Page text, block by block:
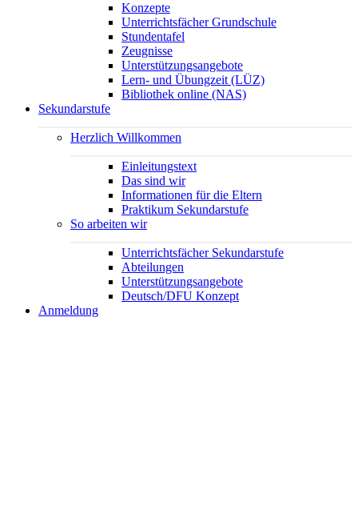
Konzepte
Unterrichtsfächer Grundschule
Stundentafel
Zeugnisse
Unterstützungsangebote
Lern- und Übungzeit (LÜZ)
Bibliothek online (NAS)
Sekundarstufe
Herzlich Willkommen
Einleitungstext
Das sind wir
Informationen für die Eltern
Praktikum Sekundarstufe
So arbeiten wir
Unterrichtsfächer Sekundarstufe
Abteilungen
Unterstützungsangebote
Deutsch/DFU Konzept
Anmeldung